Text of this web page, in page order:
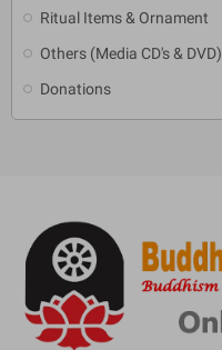
Ritual Items & Ornament
Others (Media CD's & DVD)
Donations